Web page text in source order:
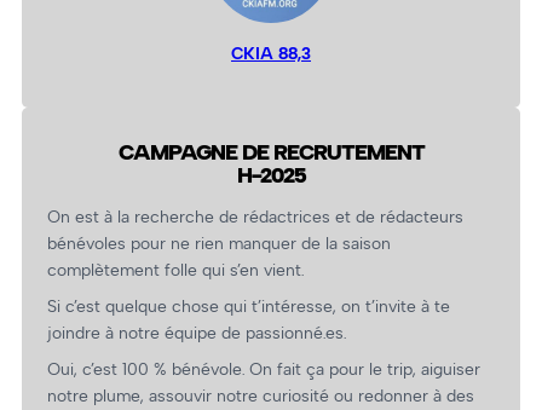
CKIA 88,3
CAMPAGNE DE RECRUTEMENT
H-2025
On est à la recherche de rédactrices et de rédacteurs
bénévoles pour ne rien manquer de la saison
complètement folle qui s’en vient.
Si c’est quelque chose qui t’intéresse, on t’invite à te
joindre à notre équipe de passionné.es.
Oui, c’est 100 % bénévole. On fait ça pour le trip, aiguiser
notre plume, assouvir notre curiosité ou redonner à des